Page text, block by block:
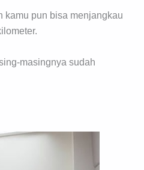
kamu pun bisa menjangkau
masingnya sudah